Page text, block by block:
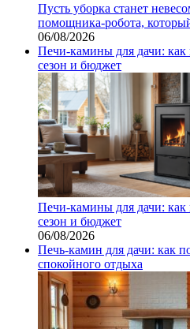
Пусть уборка станет
помощника‑робота,
06/08/2026
Печи-камины для дачи: как
сезон и бюджет
Печи-камины для дачи: как
сезон и бюджет
06/08/2026
Печь-камин для дачи: как
спокойного отдыха